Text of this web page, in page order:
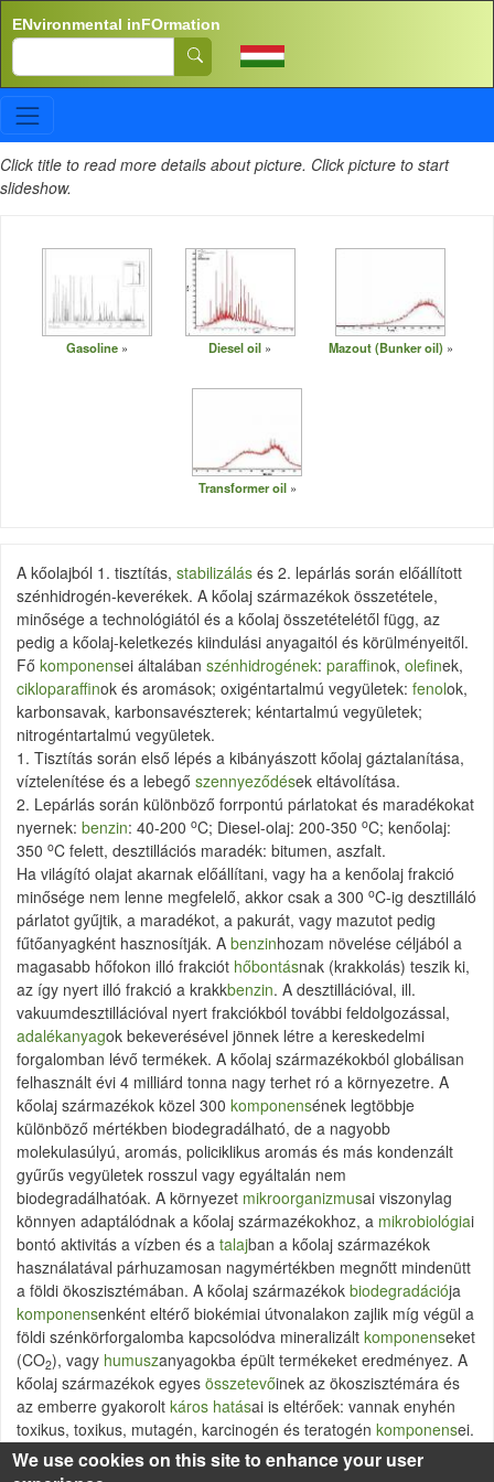
ENvironmental inFOrmation
Search
Click title to read more details about picture. Click picture to start
slideshow.
Gasoline Diesel oil Mazout (Bunker oil)
Transformer oil
A kőolajból 1. tisztítás, stabilizálás és 2. lepárlás során előállított
szénhidrogén-keverékek. A kőolaj származékok összetétele,
minősége a technológiától és a kőolaj összetételétől függ, az
pedig a kőolaj-keletkezés kiindulási anyagaitól és körülményeitől.
Fő komponensei általában szénhidrogének: paraffinok, olefinek,
cikloparaffinok és aromások; oxigéntartalmú vegyületek: fenolok,
karbonsavak, karbonsavészterek; kéntartalmú vegyületek;
nitrogéntartalmú vegyületek.
1. Tisztítás során első lépés a kibányászott kőolaj gáztalanítása,
víztelenítése és a lebegő szennyeződések eltávolítása.
2. Lepárlás során különböző forrpontú párlatokat és maradékokat
nyernek: benzin: 40-200 oC; Diesel-olaj: 200-350 oC; kenőolaj:
350 oC felett, desztillációs maradék: bitumen, aszfalt.
Ha világító olajat akarnak előállítani, vagy ha a kenőolaj frakció
minősége nem lenne megfelelő, akkor csak a 300 oC-ig desztilláló
párlatot gyűjtik, a maradékot, a pakurát, vagy mazutot pedig
fűtőanyagként hasznosítják. A benzinhozam növelése céljából a
magasabb hőfokon illó frakciót hőbontásnak (krakkolás) teszik ki,
az így nyert illó frakció a krakkbenzin. A desztillációval, ill.
vakuumdesztillációval nyert frakciókból további feldolgozással,
adalékanyagok bekeverésével jönnek létre a kereskedelmi
forgalomban lévő termékek. A kőolaj származékokból globálisan
felhasznált évi 4 milliárd tonna nagy terhet ró a környezetre. A
kőolaj származékok közel 300 komponensének legtöbbje
különböző mértékben biodegradálható, de a nagyobb
molekulasúlyú, aromás, policiklikus aromás és más kondenzált
gyűrűs vegyületek rosszul vagy egyáltalán nem
biodegradálhatóak. A környezet mikroorganizmusai viszonylag
könnyen adaptálódnak a kőolaj származékokhoz, a mikrobiológiai
bontó aktivitás a vízben és a talajban a kőolaj származékok
használatával párhuzamosan nagymértékben megnőtt mindenütt
a földi ökoszisztémában. A kőolaj származékok biodegradációja
komponensenként eltérő biokémiai útvonalakon zajlik míg végül a
földi szénkörforgalomba kapcsolódva mineralizált komponenseket
(CO2), vagy humuszanyagokba épült termékeket eredményez. A
kőolaj származékok egyes összetevőinek az ökoszisztémára és
az emberre gyakorolt káros hatásai is eltérőek: vannak enyhén
toxikus, toxikus, mutagén, karcinogén és teratogén komponensei.
Belégzés, bőrkontakt és emésztés útján a szervezetbe jutó kőolaj
származékok
án kívül gyakori a vízfelszínen úszó
We use cookies on this site to enhance your user